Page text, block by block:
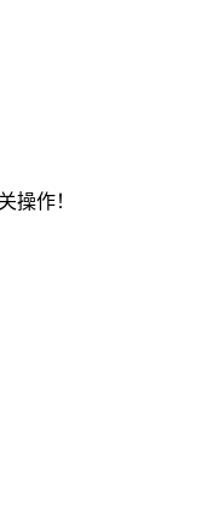
操作！